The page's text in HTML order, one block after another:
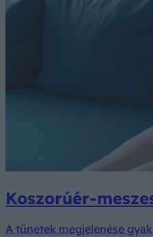
Koszorúér-
A tünetek megjelenése